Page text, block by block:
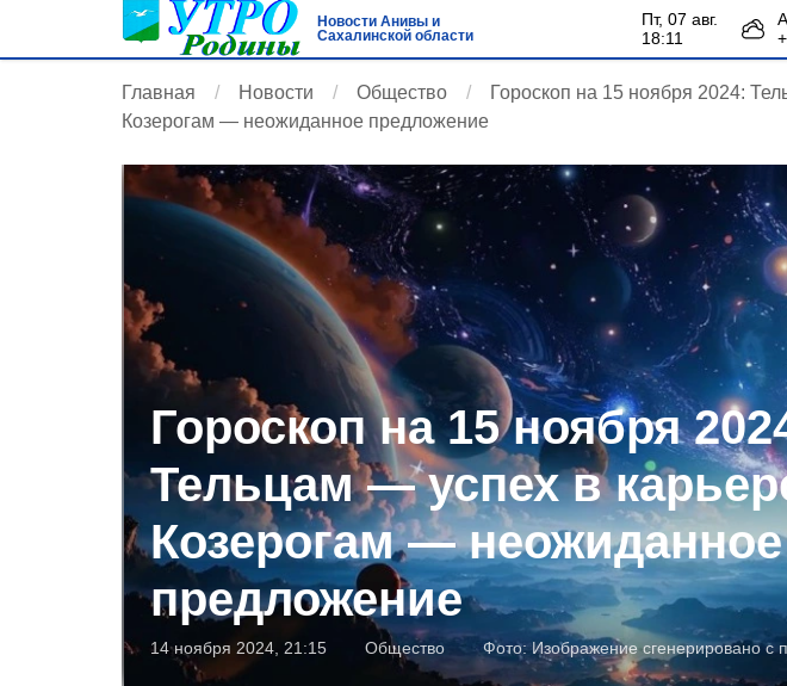
Новости Анивы и
Сахалинской области
пт, 07 авг.
18:11
+
Главная Новости Общество
Гороскоп на 15 ноября 2024:
Козерогам — неожиданное предложение
Гороскоп на 15 ноября
Тельцам — успех в
Козерогам — неожиданное
предложение
14 ноября 2024, 21:15 Общество Фото:Изображение сгенерировано